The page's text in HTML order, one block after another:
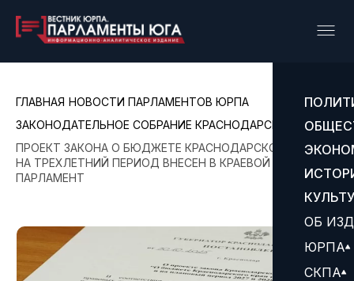
ОБ
ЮРПА
СКПА
ГЛАВНАЯ НОВОСТИ ПАРЛАМЕНТОВ ЮРПА
ЗАКОНОДАТЕЛЬНОЕ СОБРАНИЕ КРАСНОДАРСКОГО КРАЯ
ПРОЕКТ ЗАКОНА О БЮДЖЕТЕ КРАСНОДАРСКОГО КРАЯ
НА ТРЕХЛЕТНИЙ ПЕРИОД ВНЕСЕН В КРАЕВОЙ
ПАРЛАМЕНТ